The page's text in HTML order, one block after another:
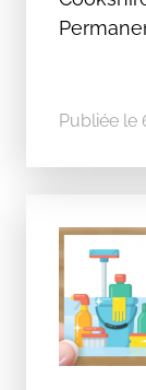
Publiée le